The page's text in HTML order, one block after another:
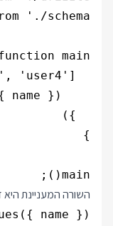
main();
השורה המעניינת היא
name })